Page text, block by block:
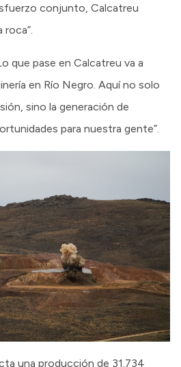
conjunto, Calcatreu
que pase en Calcatreu va a
en Río Negro. Aquí no solo
sino la generación de
para nuestra gente”.
una producción de 31.734